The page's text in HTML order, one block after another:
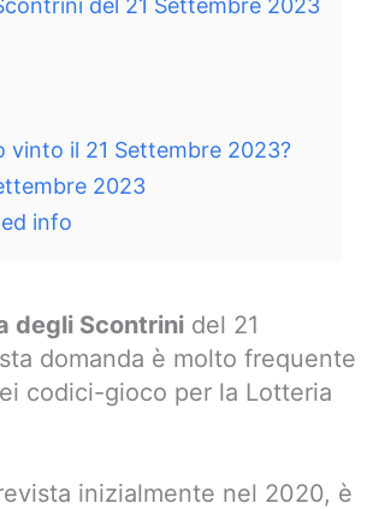
del 21 Settembre 2023
vinto il 21 Settembre 2023?
2023
info
degli Scontrini del 21
domanda è molto frequente
codici-gioco per la Lotteria
inizialmente nel 2020, è